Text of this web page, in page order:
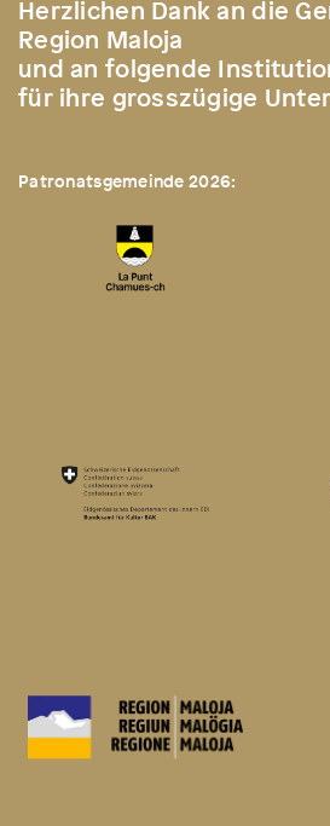
Herzlichen Dank an die
Region Maloja
und an folgende
für ihre grosszügige
Patronatsgemeinde 2026: